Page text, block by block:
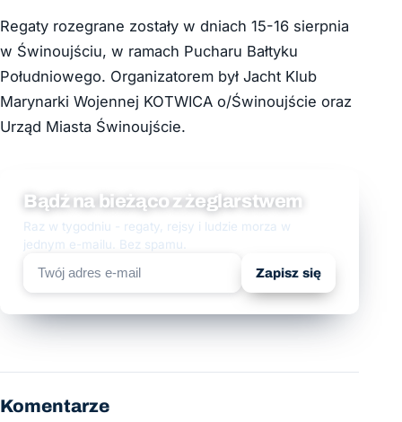
Regaty rozegrane zostały w dniach 15-16 sierpnia
w Świnoujściu, w ramach Pucharu Bałtyku
Południowego. Organizatorem był Jacht Klub
Marynarki Wojennej KOTWICA o/Świnoujście oraz
Urząd Miasta Świnoujście.
Bądź na bieżąco z żeglarstwem
Raz w tygodniu - regaty, rejsy i ludzie morza w
jednym e-mailu. Bez spamu.
Zapisz się
Komentarze